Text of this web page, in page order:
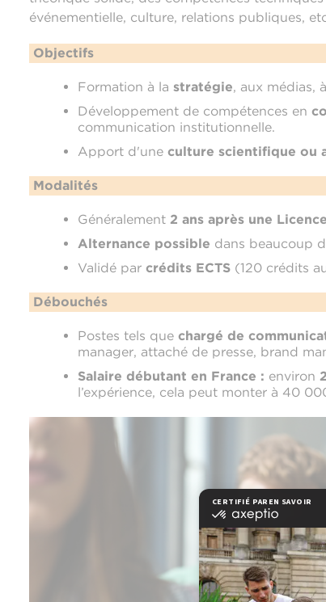
événementielle, culture, relations publiques,
Objectifs
Formation à la stratégie, aux médias,
Développement de compétences en
communication institutionnelle.
Apport d'une culture scientifique ou
Modalités
Généralement 2 ans après une Licence
Alternance possible dans beaucoup
Validé par crédits ECTS (120 crédits
Débouchés
Postes tels que chargé de
manager, attaché de presse, brand
Salaire débutant en France : environ
l’expérience, cela peut monter à 40